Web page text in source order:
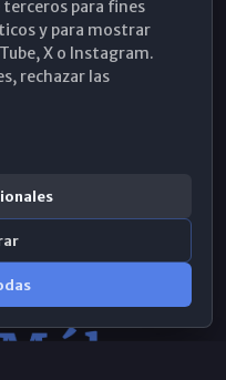
para fines
y para mostrar
X o Instagram.
rechazar las